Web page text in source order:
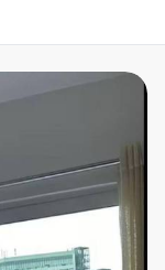
+ 2/2, en Villa